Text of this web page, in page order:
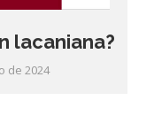
lacaniana?
de 2024